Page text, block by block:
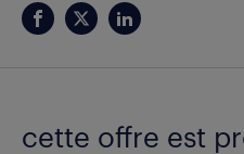
cette offre est